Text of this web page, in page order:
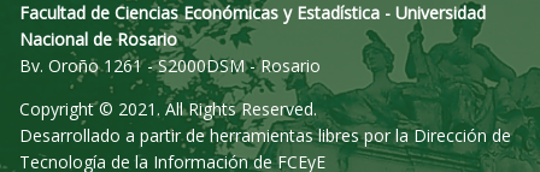
Facultad de Ciencias Económicas y Estadística - Universidad
Nacional de Rosario
Bv. Oroño 1261 - S2000DSM - Rosario
Copyright © 2021. All Rights Reserved.
Desarrollado a partir de herramientas libres por la Dirección de
Tecnología de la Información de FCEyE